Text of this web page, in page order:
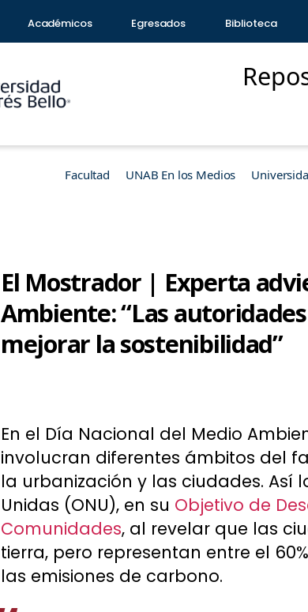
Académicos Egresados Biblioteca
Facultad UNAB En los Medios
El Mostrador | Experta
Ambiente: “Las
mejorar la sostenibilidad”
En el Día Nacional del Medio
involucran diferentes ámbitos del
la urbanización y las ciudades. Así
Unidas (ONU), en su Objetivo de
Comunidades, al revelar que las
tierra, pero representan entre el
las emisiones de carbono.